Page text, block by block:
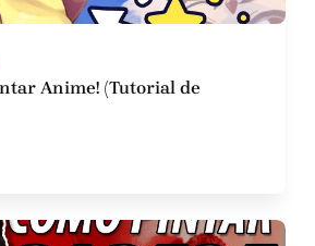
Anime! (Tutorial de